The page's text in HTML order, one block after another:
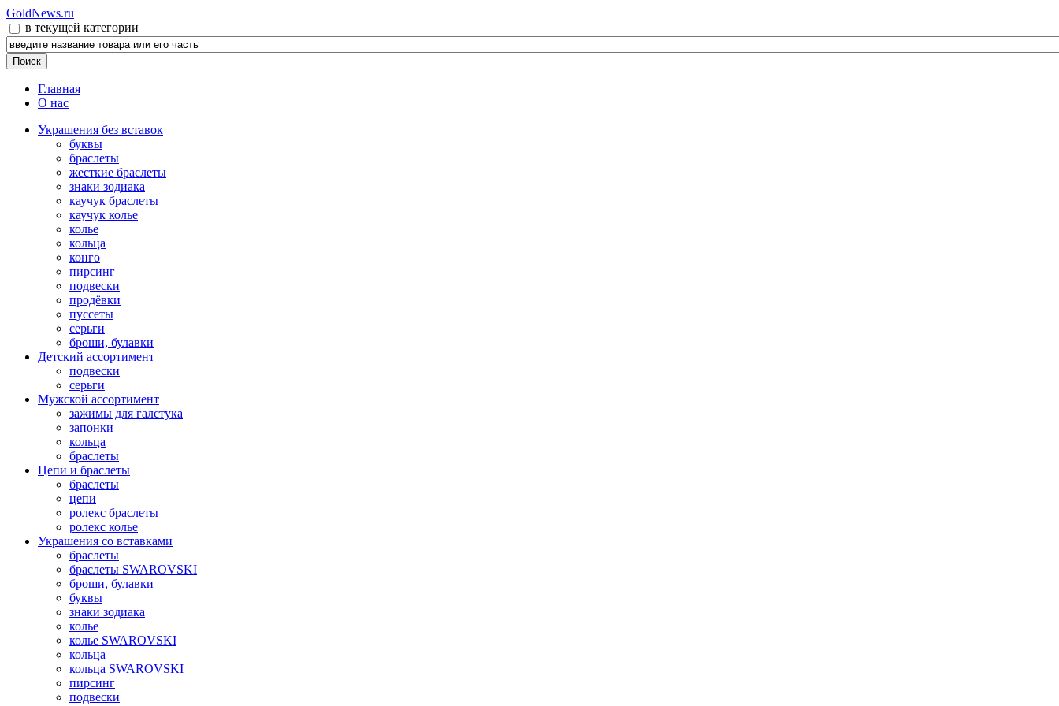
GoldNews.ru
в текущей категории
Главная
О нас
Украшения без вставок
буквы
браслеты
жесткие браслеты
знаки зодиака
каучук браслеты
каучук колье
колье
кольца
конго
пирсинг
подвески
продёвки
пуссеты
серьги
броши, булавки
Детский ассортимент
подвески
серьги
Мужской ассортимент
зажимы для галстука
запонки
кольца
браслеты
Цепи и браслеты
браслеты
цепи
ролекс браслеты
ролекс колье
Украшения со вставками
браслеты
браслеты SWAROVSKI
броши, булавки
буквы
знаки зодиака
колье
колье SWAROVSKI
кольца
кольца SWAROVSKI
пирсинг
подвески